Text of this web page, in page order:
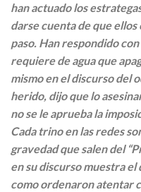
han actuado los
darse cuenta de que
paso. Han respondido
requiere de agua que
mismo en el discurso del
herido, dijo que lo
no se le aprueba la
Cada trino en las redes
gravedad que salen del
en su discurso muestra
como ordenaron atentar